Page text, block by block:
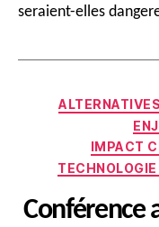
seraient-elles
IMPACT
Conférence